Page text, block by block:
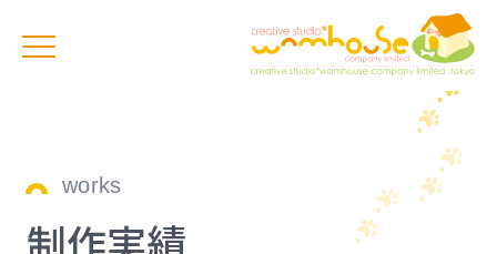
works
制作実績